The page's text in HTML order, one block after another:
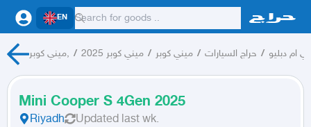
EN
ميني كوبر, / ميني كوبر 2025 / ميني كوبر / حراج السيارات / بي ام دبليو
Mini Cooper S 4Gen 2025
Riyadh Updated last wk.